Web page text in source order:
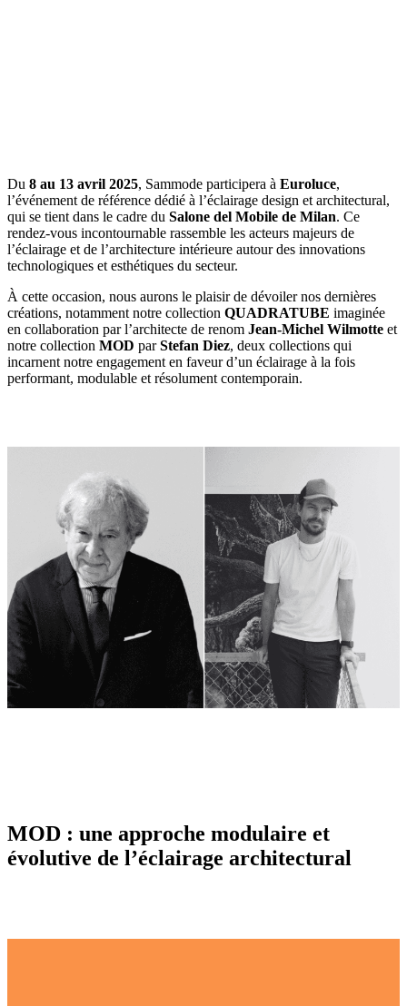
Du 8 au 13 avril 2025, Sammode participera à Euroluce,
l’événement de référence dédié à l’éclairage design et architectural,
qui se tient dans le cadre du Salone del Mobile de Milan. Ce
rendez-vous incontournable rassemble les acteurs majeurs de
l’éclairage et de l’architecture intérieure autour des innovations
technologiques et esthétiques du secteur.
À cette occasion, nous aurons le plaisir de dévoiler nos dernières
créations, notamment notre collection QUADRATUBE imaginée
en collaboration par l’architecte de renom Jean-Michel Wilmotte et
notre collection MOD parStefan Diez, deux collections qui
incarnent notre engagement en faveur d’un éclairage à la fois
performant, modulable et résolument contemporain.
MOD : une approche modulaire et
évolutive de l’éclairage architectural